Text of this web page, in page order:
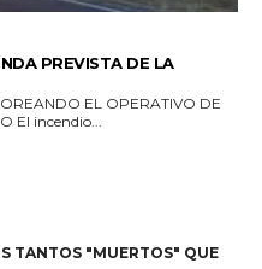
PREVISTA DE LA
EL OPERATIVO DE
EMERGENCIA CAMINO A EL RODEO El incendio...